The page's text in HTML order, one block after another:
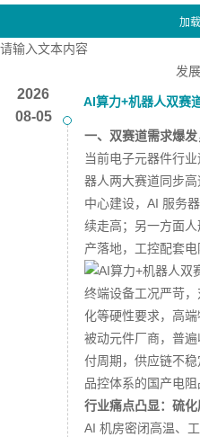
请输入文本内容
发
2026
08-05
AI算力+机器人双赛
一、双赛道需求爆
当前电子元器件行
器人两大赛道同步
中心建设，AI 服务
续走高；另一方面
产落地，工控配套电
终端设备工况严苛
化等硬性要求，高
被动元件厂商，普
付周期，供应链不
品控体系的国产电阻
行业痛点凸显：硫
AI 机房密闭高温、